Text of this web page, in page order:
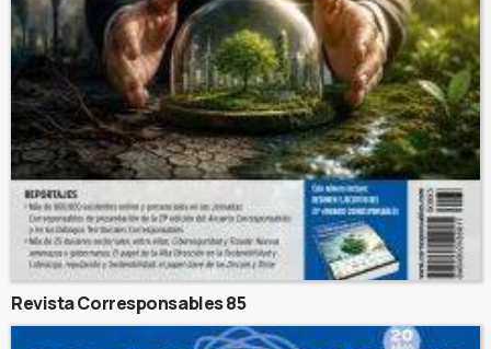
Revista Corresponsables 85